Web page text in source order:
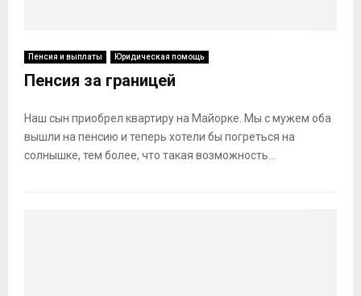
Пенсия и выплаты Юридическая помощь
Пенсия за границей
Наш сын приобрел квартиру на Майорке. Мы с мужем оба
вышли на пенсию и теперь хотели бы погреться на
солнышке, тем более, что такая возможность...